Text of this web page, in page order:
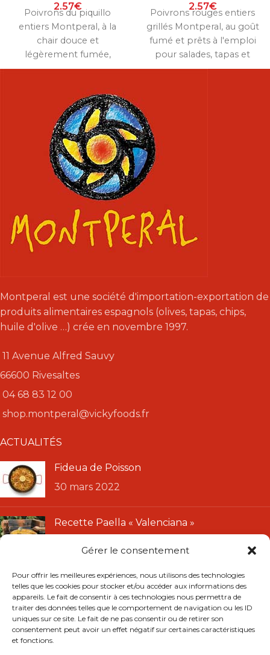
Gérer le consentement
Pour offrir les meilleures expériences, nous utilisons des technologies
telles que les cookies pour stocker et/ou accéder aux informations des
appareils. Le fait de consentir à ces technologies nous permettra de
traiter des données telles que le comportement de navigation ou les ID
uniques sur ce site. Le fait de ne pas consentir ou de retirer son
consentement peut avoir un effet négatif sur certaines caractéristiques
et fonctions.
2.57€
Poivrons du piquillo
entiers Montperal, à la
chair douce et
légèrement fumée,
parfaits à farcir ou à servir
2.57€
Poivrons rouges entiers
grillés Montperal, au goût
fumé et prêts à l'emploi
pour salades, tapas et
plats chauds. Bocal de 220
Montperal est une société d'importation-exportation de
produits alimentaires espagnols (olives, tapas, chips,
huile d'olive …) crée en novembre 1997.
11 Avenue Alfred Sauvy
66600 Rivesaltes
04 68 83 12 00
shop.montperal@vickyfoods.fr
ACTUALITÉS
Fideua de Poisson
30 mars 2022
Recette Paella « Valenciana »
LIENS UTILES
CGU
CGV
Mentions légales
Politique de confidentialité